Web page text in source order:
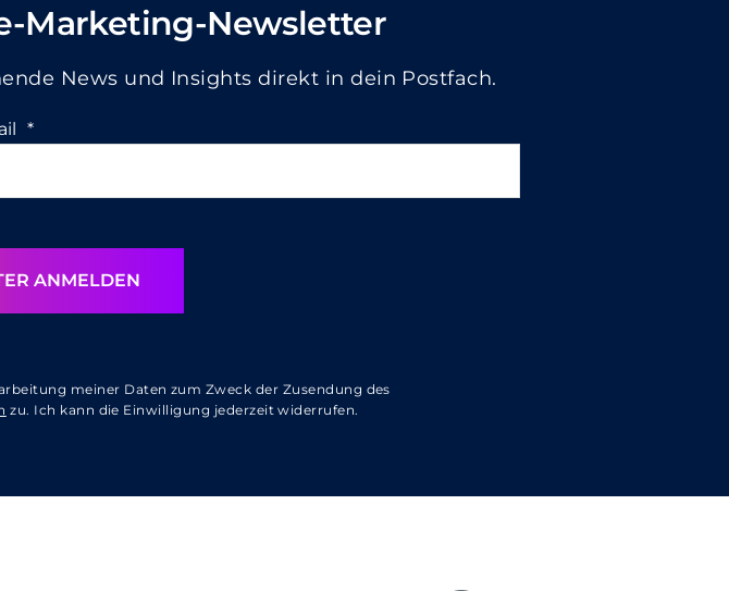
Marketing-Newsletter
News und Insights direkt in dein Postfach.
*
ANMELDEN
meiner Daten zum Zweck der Zusendung des
zu. Ich kann die Einwilligung jederzeit widerrufen.